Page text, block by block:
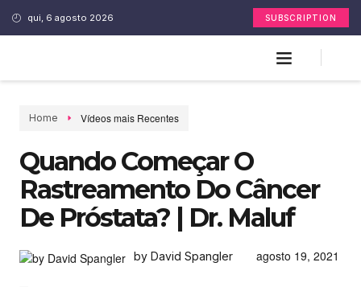
qui, 6 agosto 2026 SUBSCRIPTION
Home Vídeos mais Recentes
Quando Começar O
Rastreamento Do Câncer
De Próstata? | Dr. Maluf
by David Spangler agosto 19, 2021